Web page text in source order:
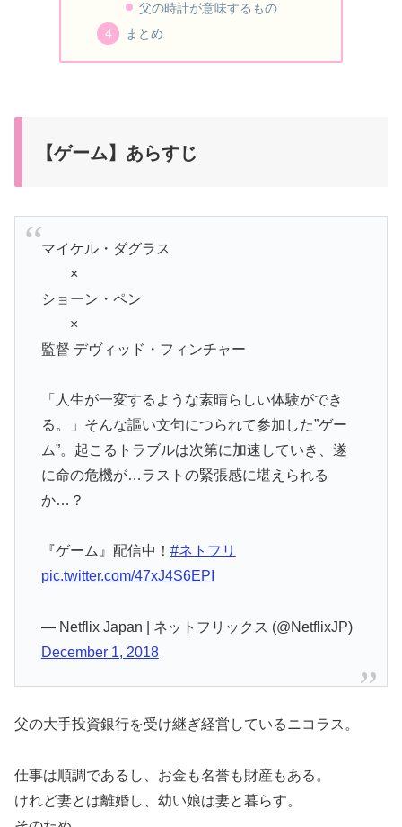
父の時計が意味するもの
まとめ
【ゲーム】あらすじ
マイケル・ダグラス
×
ショーン・ペン
×
監督 デヴィッド・フィンチャー
「人生が一変するような素晴らしい体験ができ
る。」そんな謳い文句につられて参加した”ゲー
ム”。起こるトラブルは次第に加速していき、遂
に命の危機が…ラストの緊張感に堪えられる
か…？
『ゲーム』配信中！ #ネトフリ
pic.twitter.com/47xJ4S6EPI
— Netflix Japan | ネットフリックス (@NetflixJP)
December 1, 2018
父の大手投資銀行を受け継ぎ経営しているニコラス。
仕事は順調であるし、お金も名誉も財産もある。
けれど妻とは離婚し、幼い娘は妻と暮らす。